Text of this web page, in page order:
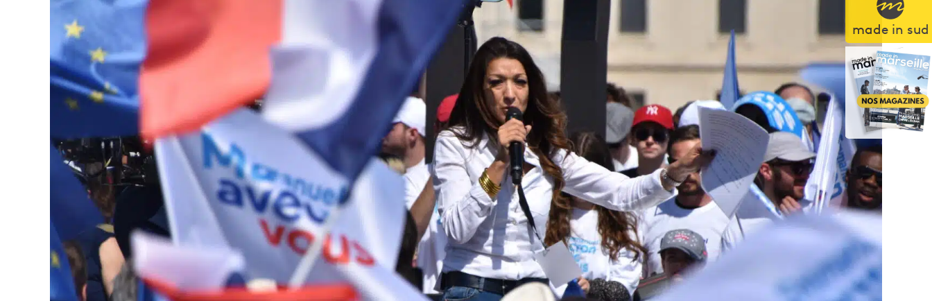
made in sud